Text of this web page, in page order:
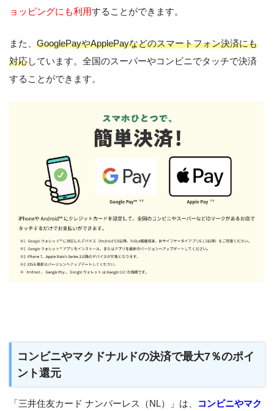
ョッピングにも利用することができます。
また、 GooglePayやApplePayなどのスマートフォン決済にも
対応しています。全国のスーパーやコンビニでタッチで決済
することができます。
コンビニやマクドナルドの決済で最大7％のポイ
ント還元
「三井住友カード ナンバーレス（NL）」は、 コンビニやマク